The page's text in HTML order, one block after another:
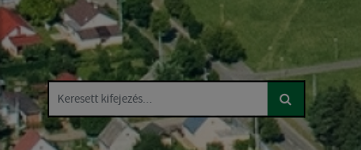
Keresett kifejezés...